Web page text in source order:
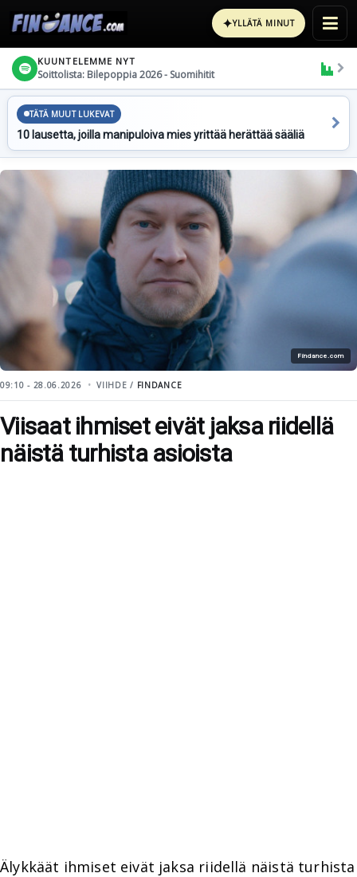
✦YLLÄTÄ MINUT
KUUNTELEMME NYT
Soittolista: Bilepoppia 2026 - Suomihitit
TÄTÄ MUUT LUKEVAT
10 lausetta, joilla manipuloiva mies yrittää herättää sääliä
Findance.com
09:10 - 28.06.2026 VIIHDE / FINDANCE
Viisaat ihmiset eivät jaksa riidellä
näistä turhista asioista
Älykkäät ihmiset eivät jaksa riidellä näistä turhista